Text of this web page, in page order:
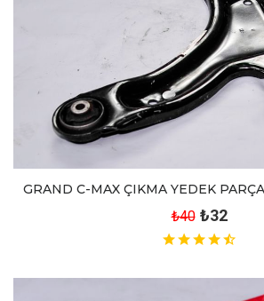
GRAND C-MAX ÇIKMA YEDEK
₺40 ₺32